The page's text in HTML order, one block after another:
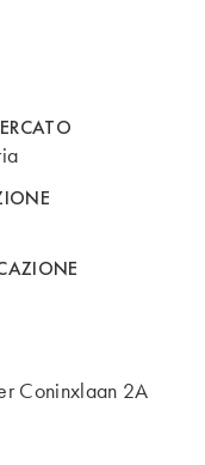
Coninxlaan 2A